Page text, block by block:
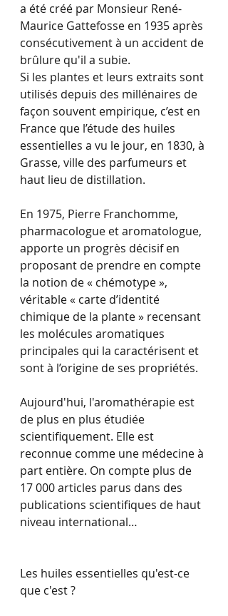
a été créé par Monsieur René-
Maurice Gattefosse en 1935 après
consécutivement à un accident de
brûlure qu'il a subie.
Si les plantes et leurs extraits sont
utilisés depuis des millénaires de
façon souvent empirique, c’est en
France que l’étude des huiles
essentielles a vu le jour, en 1830, à
Grasse, ville des parfumeurs et
haut lieu de distillation.
En 1975, Pierre Franchomme,
pharmacologue et aromatologue,
apporte un progrès décisif en
proposant de prendre en compte
la notion de « chémotype »,
véritable « carte d’identité
chimique de la plante » recensant
les molécules aromatiques
principales qui la caractérisent et
sont à l’origine de ses propriétés.
Aujourd'hui, l'aromathérapie est
de plus en plus étudiée
scientifiquement. Elle est
reconnue comme une médecine à
part entière. On compte plus de
17 000 articles parus dans des
publications scientifiques de haut
niveau international…
Les huiles essentielles qu'est-ce
que c'est ?